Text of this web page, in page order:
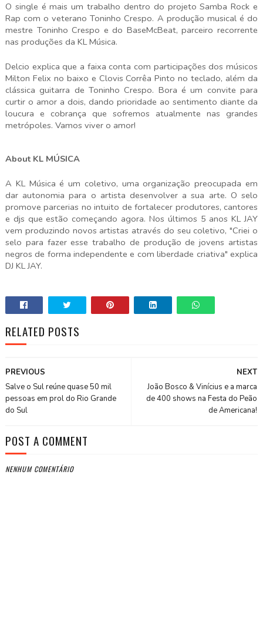
O single é mais um trabalho dentro do projeto Samba Rock e
Rap com o veterano Toninho Crespo. A produção musical é do
mestre Toninho Crespo e do BaseMcBeat, parceiro recorrente
nas produções da KL Música.
Delcio explica que a faixa conta com participações dos músicos
Milton Felix no baixo e Clovis Corrêa Pinto no teclado, além da
clássica guitarra de Toninho Crespo. Bora é um convite para
curtir o amor a dois, dando prioridade ao sentimento diante da
loucura e cobrança que sofremos atualmente nas grandes
metrópoles. Vamos viver o amor!
About KL MÚSICA
A KL Música é um coletivo, uma organização preocupada em
dar autonomia para o artista desenvolver a sua arte. O selo
promove parcerias no intuito de fortalecer produtores, cantores
e djs que estão começando agora. Nos últimos 5 anos KL JAY
vem produzindo novos artistas através do seu coletivo, "Criei o
selo para fazer esse trabalho de produção de jovens artistas
negros de forma independente e com liberdade criativa" explica
DJ KL JAY.
RELATED POSTS
NEXT
João Bosco & Vinícius e a marca
de 400 shows na Festa do Peão
de Americana!
PREVIOUS
Salve o Sul reúne quase 50 mil
pessoas em prol do Rio Grande
do Sul
POST A COMMENT
NENHUM COMENTÁRIO